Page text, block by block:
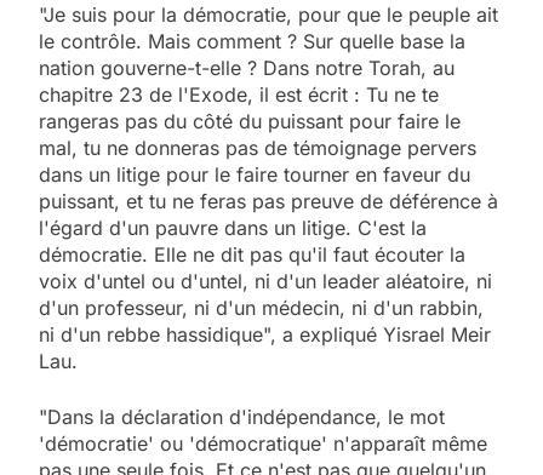
"Je suis pour la démocratie, pour que le peuple ait
le contrôle. Mais comment ? Sur quelle base la
nation gouverne-t-elle ? Dans notre Torah, au
chapitre 23 de l'Exode, il est écrit : Tu ne te
rangeras pas du côté du puissant pour faire le
mal, tu ne donneras pas de témoignage pervers
dans un litige pour le faire tourner en faveur du
puissant, et tu ne feras pas preuve de déférence à
l'égard d'un pauvre dans un litige. C'est la
démocratie. Elle ne dit pas qu'il faut écouter la
voix d'untel ou d'untel, ni d'un leader aléatoire, ni
d'un professeur, ni d'un médecin, ni d'un rabbin,
ni d'un rebbe hassidique", a expliqué Yisrael Meir
Lau.
"Dans la déclaration d'indépendance, le mot
'démocratie' ou 'démocratique' n'apparaît même
pas une seule fois. Et ce n'est pas que quelqu'un